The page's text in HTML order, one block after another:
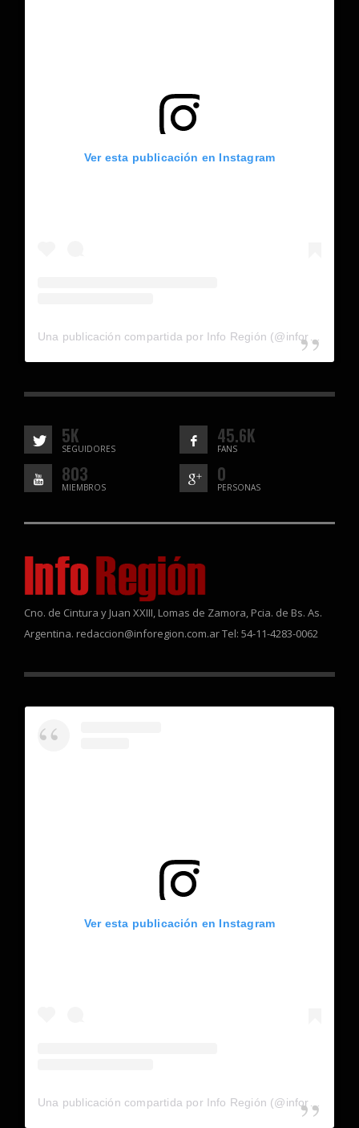
Ver esta publicación en Instagram
5K
SEGUIDORES
45.6K
FANS
803
MIEMBROS
0
PERSONAS
Cno. de Cintura y Juan XXIII, Lomas de Zamora, Pcia. de Bs. As.
Argentina. redaccion@inforegion.com.ar Tel: 54-11-4283-0062
Ver esta publicación en Instagram